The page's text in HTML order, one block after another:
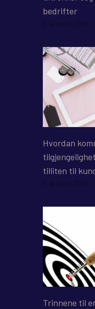
bedrifter
6. august 2026
Hvordan
tilliten til
5. august 2026
Trinnene til